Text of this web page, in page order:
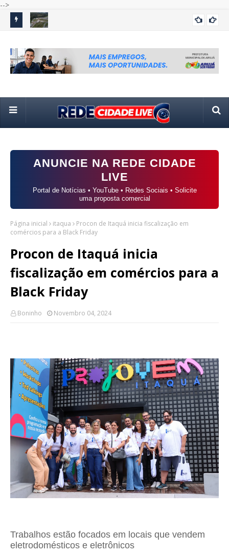
-->
e beneficia mais de 50 mil moradores em Cabreúva
BRASIL
ANUNCIE NA REDE CIDADE
LIVE
Portal de Notícias • YouTube • Redes Sociais • Solicite
uma proposta comercial
Página inicial itaqua
Procon de Itaquá inicia fiscalização em
comércios para a Black Friday
Procon de Itaquá inicia
fiscalização em comércios para a
Black Friday
Boninho Novembro 04, 2024
Trabalhos estão focados em locais que vendem
eletrodomésticos e eletrônicos